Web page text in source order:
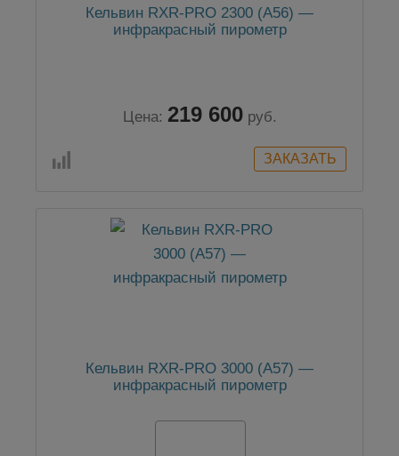
Кельвин RXR-PRO 2300 (А56) —
инфракрасный пирометр
Цена: 219 600 руб.
Кельвин RXR-PRO 3000 (А57) —
инфракрасный пирометр